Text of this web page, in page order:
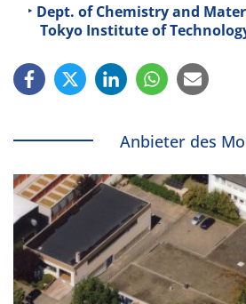
Dept. of Chemistry and
Tokyo Institute of
Anbieter des